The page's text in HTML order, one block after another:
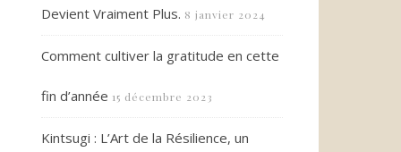
Devient Vraiment Plus. 8 janvier 2024
Comment cultiver la gratitude en cette
fin d’année 15 décembre 2023
Kintsugi : L’Art de la Résilience, un